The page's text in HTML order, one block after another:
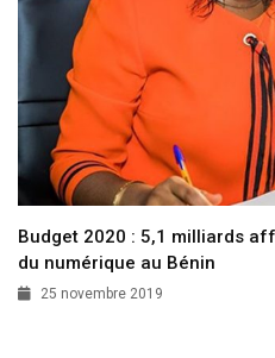
Budget 2020 : 5,1 milliards
du numérique au Bénin
25 novembre 2019